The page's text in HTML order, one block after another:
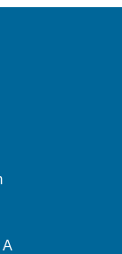
A